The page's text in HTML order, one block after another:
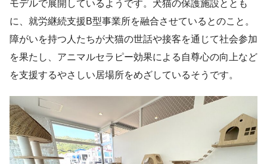
モデルで展開しているようです。犬猫の保護施設ととも
に、就労継続支援B型事業所を融合させているとのこと。
障がいを持つ人たちが犬猫の世話や接客を通じて社会参加
を果たし、アニマルセラピー効果による自尊心の向上など
を支援するやさしい居場所をめざしているそうです。